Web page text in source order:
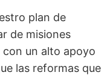
plan de
de misiones
un alto apoyo
las reformas que